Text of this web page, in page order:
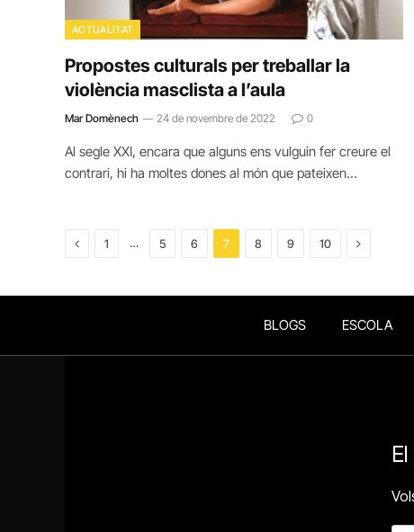
ACTUALITAT
Propostes culturals per treballar la
violència masclista a l’aula
Mar Domènech 24 de novembre de 2022 0
Al segle XXI, encara que alguns ens vulguin fer creure el
contrari, hi ha moltes dones al món que pateixen…
Previous
1 … 5 6 7 8 9 10 Next
BLOGS ESCOLA